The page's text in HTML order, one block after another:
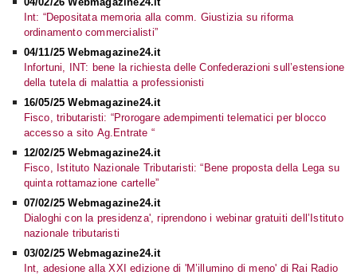
Int: “Depositata memoria alla comm. Giustizia su riforma
ordinamento commercialisti”
04/11/25 Webmagazine24.it
Infortuni, INT: bene la richiesta delle Confederazioni sull’estensione
della tutela di malattia a professionisti
16/05/25 Webmagazine24.it
Fisco, tributaristi: “Prorogare adempimenti telematici per blocco
accesso a sito Ag.Entrate “
12/02/25 Webmagazine24.it
Fisco, Istituto Nazionale Tributaristi: “Bene proposta della Lega su
quinta rottamazione cartelle”
07/02/25 Webmagazine24.it
Dialoghi con la presidenza', riprendono i webinar gratuiti dell’Istituto
nazionale tributaristi
03/02/25 Webmagazine24.it
Int, adesione alla XXI edizione di 'M’illumino di meno' di Rai Radio